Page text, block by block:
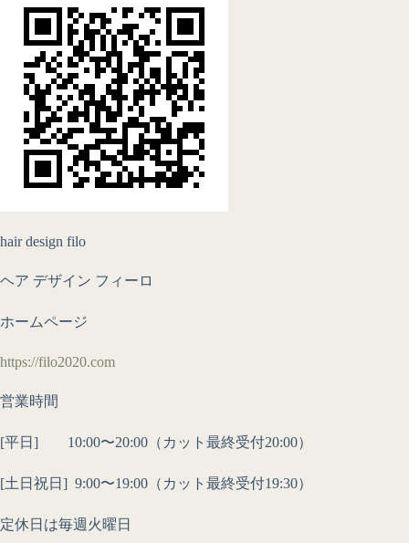
hair design filo
ヘア デザイン フィーロ
ホームページ
https://filo2020.com
営業時間
[平日] 10:00〜20:00（カット最終受付20:00）
[土日祝日] 9:00〜19:00（カット最終受付19:30）
定休日は毎週火曜日